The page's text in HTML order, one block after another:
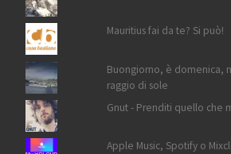
Mauritius fai da te? Si può!
Buongiorno, è domenica,
raggio di sole
Gnut - Prenditi quello che
Apple Music, Spotify o